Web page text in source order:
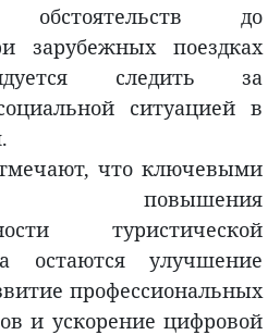
обстоятельств до
зарубежных поездках
следить за
ситуацией в
что ключевыми
повышения
туристической
остаются улучшение
профессиональных
и ускорение цифровой